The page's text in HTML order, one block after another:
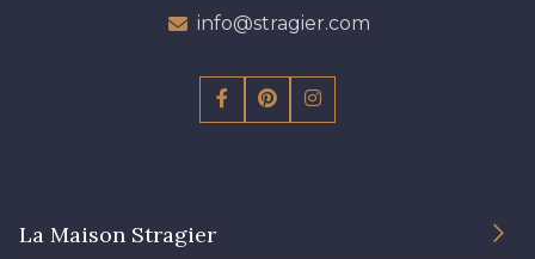
info@stragier.com
La Maison Stragier